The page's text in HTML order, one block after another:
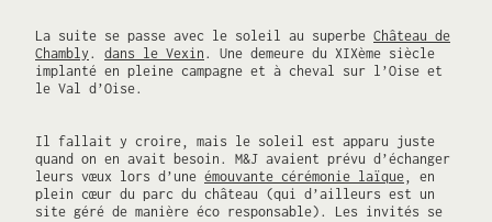
La suite se passe avec le soleil au superbe Château de
Chambly . dans le Vexin . Une demeure du XIXème siècle
implanté en pleine campagne et à cheval sur l’Oise et
le Val d’Oise.
Il fallait y croire, mais le soleil est apparu juste
quand on en avait besoin. M&J avaient prévu d’échanger
leurs vœux lors d’une émouvante cérémonie laïque, en
plein cœur du parc du château (qui d’ailleurs est un
site géré de manière éco responsable). Les invités se